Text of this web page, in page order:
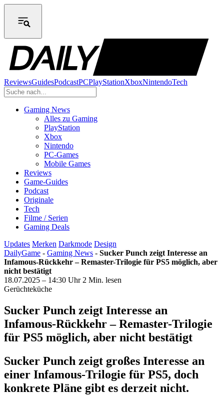
ReviewsGuidesPodcastPCPlayStationXboxNintendoTech
Gaming News
Alles zu Gaming
PlayStation
Xbox
Nintendo
PC-Games
Mobile Games
Reviews
Game-Guides
Podcast
Originale
Tech
Filme / Serien
Gaming Deals
Updates Merken Darkmode Design
DailyGame - Gaming News - Sucker Punch zeigt Interesse an
Infamous-Rückkehr – Remaster-Trilogie für PS5 möglich, aber
nicht bestätigt
18.07.2025 – 14:30 Uhr 2 Min. lesen
Gerüchteküche
Sucker Punch zeigt Interesse an
Infamous-Rückkehr – Remaster-Trilogie
für PS5 möglich, aber nicht bestätigt
Sucker Punch zeigt großes Interesse an
einer Infamous-Trilogie für PS5, doch
konkrete Pläne gibt es derzeit nicht.